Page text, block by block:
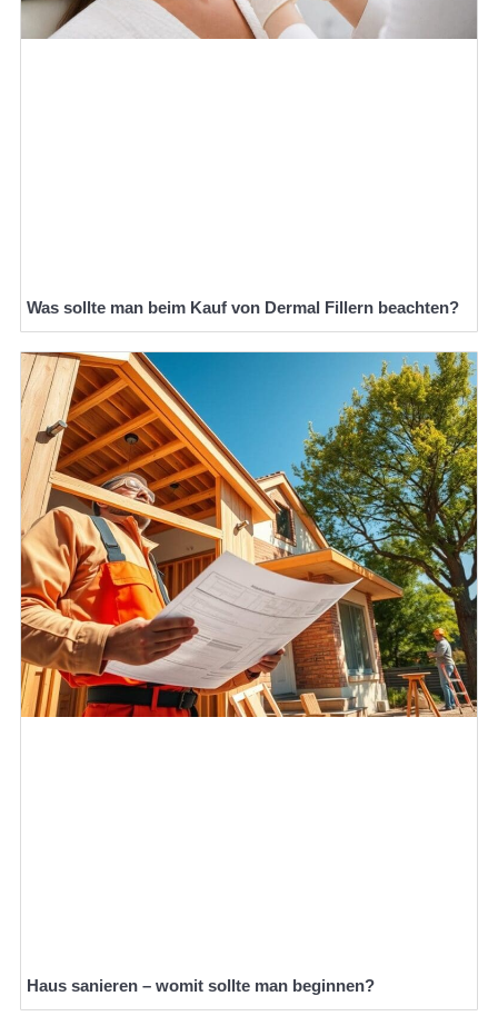
Was sollte man beim Kauf von Dermal Fillern beachten?
Haus sanieren – womit sollte man beginnen?